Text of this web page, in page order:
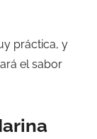
práctica, y
el sabor